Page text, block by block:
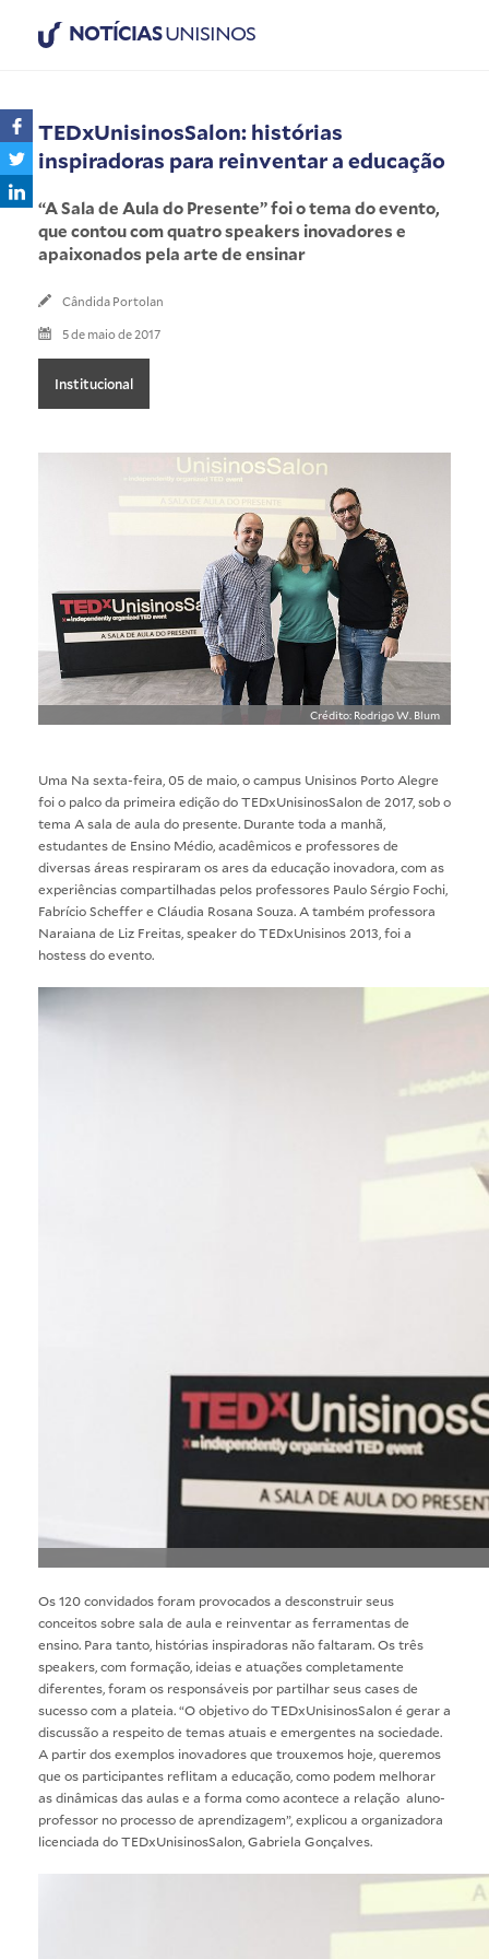
NOTÍCIASUNISINOS
TEDxUnisinosSalon: histórias
inspiradoras para reinventar a educação
“A Sala de Aula do Presente” foi o tema do evento,
que contou com quatro speakers inovadores e
apaixonados pela arte de ensinar
Cândida Portolan
5 de maio de 2017
Institucional
Crédito: Rodrigo W. Blum
Uma Na sexta-feira, 05 de maio, o campus Unisinos Porto Alegre
foi o palco da primeira edição do TEDxUnisinosSalon de 2017, sob o
tema A sala de aula do presente. Durante toda a manhã,
estudantes de Ensino Médio, acadêmicos e professores de
diversas áreas respiraram os ares da educação inovadora, com as
experiências compartilhadas pelos professores Paulo Sérgio Fochi,
Fabrício Scheffer e Cláudia Rosana Souza. A também professora
Naraiana de Liz Freitas, speaker do TEDxUnisinos 2013, foi a
hostess do evento.
Os 120 convidados foram provocados a desconstruir seus
conceitos sobre sala de aula e reinventar as ferramentas de
ensino. Para tanto, histórias inspiradoras não faltaram. Os três
speakers, com formação, ideias e atuações completamente
diferentes, foram os responsáveis por partilhar seus cases de
sucesso com a plateia. “O objetivo do TEDxUnisinosSalon é gerar a
discussão a respeito de temas atuais e emergentes na sociedade.
A partir dos exemplos inovadores que trouxemos hoje, queremos
que os participantes reflitam a educação, como podem melhorar
as dinâmicas das aulas e a forma como acontece a relação aluno-
professor no processo de aprendizagem”, explicou a organizadora
licenciada do TEDxUnisinosSalon, Gabriela Gonçalves.